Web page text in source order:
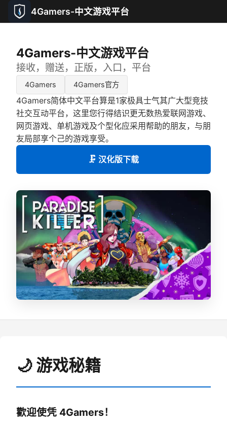
4Gamers-中文游戏平台
4Gamers-中文游戏平台
接收，赠送，正版，入口，平台
4Gamers 4Gamers官方
4Gamers简体中文平台算是1家极具士气其广大型竞技
社交互动平台，这里您行得结识更无数热爱联网游戏、
网页游戏、单机游戏及个型化应采用帮助的朋友，与朋
友局部享个己的游戏享受。
🗜️ 汉化版下载
🌙 游戏秘籍
歡迎使凭 4Gamers！